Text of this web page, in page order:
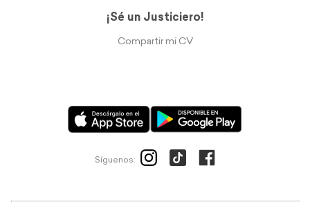
¡Sé un Justiciero!
Compartir mi CV
Síguenos: